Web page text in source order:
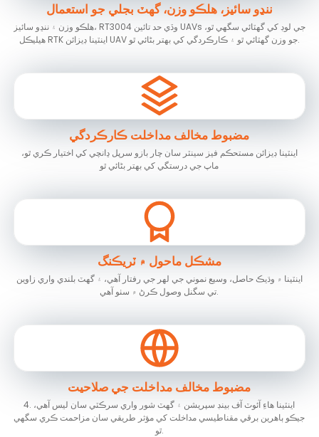
ننڍو سائيز، هلڪو وزن، گهٽ بجلي جو استعمال
هلڪو وزن ۽ ننڍو سائيز، RT3004 وڏي حد تائين UAVs جي لوڊ کي گهٽائي سگھي ٿو،
هيليڪل RTK اينٽينا ڊيزائن UAV جو وزن گھٽائي ٿو ۽ ڪارڪردگي کي بهتر بڻائي ٿو.
مضبوط مخالف مداخلت ڪارڪردگي
اينٽينا ڊيزائن مستحڪم فيز سينٽر سان چار بازو سرپل ڍانچي کي اختيار ڪري ٿو،
ماپ جي درستگي کي بهتر بڻائي ٿو
مشڪل ماحول ۾ ٽريڪنگ
اينٽينا ۾ وڌيڪ حاصل، وسيع نموني جي لهر جي رفتار آهي، ۽ گهٽ بلندي واري زاوين
تي سگنل وصول ڪرڻ ۾ سٺو آهي.
مضبوط مخالف مداخلت جي صلاحيت
4. اينٽينا هاءِ آئوٽ آف بينڊ سپريشن ۽ گهٽ شور واري سرڪٽي سان ليس آهي،
جيڪو ٻاهرين برقي مقناطيسي مداخلت کي مؤثر طريقي سان مزاحمت ڪري سگهي
ٿو.